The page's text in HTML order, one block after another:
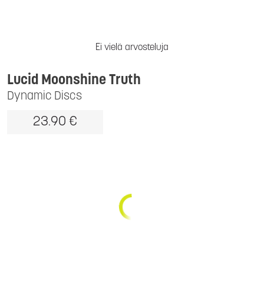
Ei vielä arvosteluja
Dynamic Discs
Lucid Moonshine Truth
23.90 €